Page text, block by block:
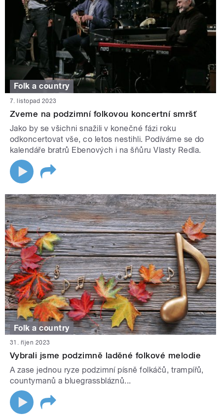
Folk a country
7. listopad 2023
Zveme na podzimní folkovou koncertní smršť
Jako by se všichni snažili v konečné fázi roku
odkoncertovat vše, co letos nestihli. Podíváme se do
kalendáře bratrů Ebenových i na šňůru Vlasty Redla.
Folk a country
31. říjen 2023
Vybrali jsme podzimně laděné folkové melodie
A zase jednou ryze podzimní písně folkáčů, trampířů,
countymanů a bluegrassbláznů...